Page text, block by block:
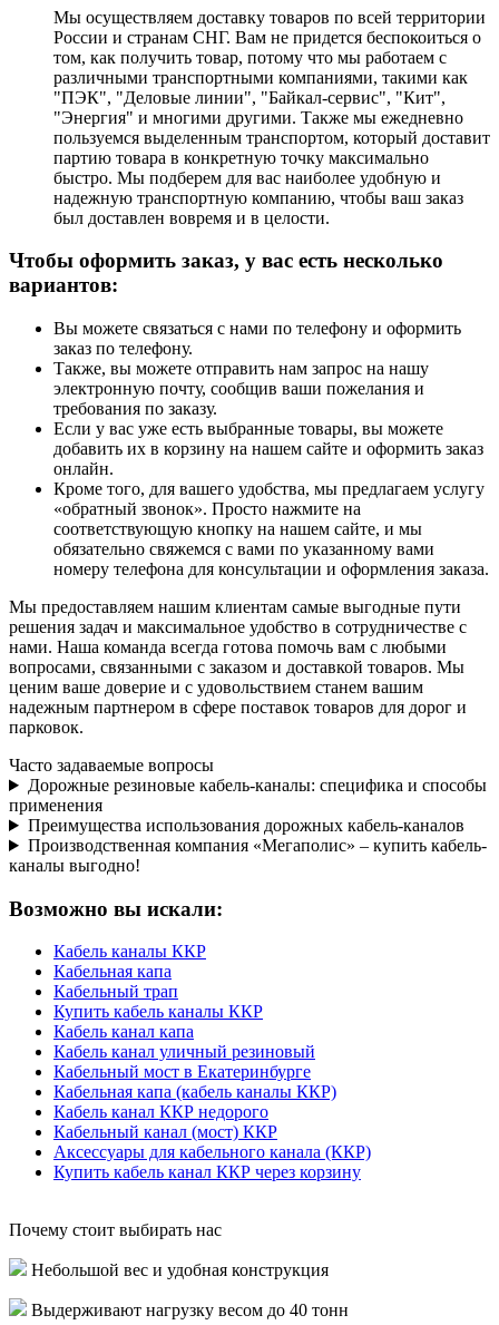
Мы осуществляем доставку товаров по всей территории
России и странам СНГ. Вам не придется беспокоиться о
том, как получить товар, потому что мы работаем с
различными транспортными компаниями, такими как
"ПЭК", "Деловые линии", "Байкал-сервис", "Кит",
"Энергия" и многими другими. Также мы ежедневно
пользуемся выделенным транспортом, который доставит
партию товара в конкретную точку максимально
быстро. Мы подберем для вас наиболее удобную и
надежную транспортную компанию, чтобы ваш заказ
был доставлен вовремя и в целости.
Чтобы оформить заказ, у вас есть несколько
вариантов:
Вы можете связаться с нами по телефону и оформить
заказ по телефону.
Также, вы можете отправить нам запрос на нашу
электронную почту, сообщив ваши пожелания и
требования по заказу.
Если у вас уже есть выбранные товары, вы можете
добавить их в корзину на нашем сайте и оформить заказ
онлайн.
Кроме того, для вашего удобства, мы предлагаем услугу
«обратный звонок». Просто нажмите на
соответствующую кнопку на нашем сайте, и мы
обязательно свяжемся с вами по указанному вами
номеру телефона для консультации и оформления заказа.
Мы предоставляем нашим клиентам самые выгодные пути
решения задач и максимальное удобство в сотрудничестве с
нами. Наша команда всегда готова помочь вам с любыми
вопросами, связанными с заказом и доставкой товаров. Мы
ценим ваше доверие и с удовольствием станем вашим
надежным партнером в сфере поставок товаров для дорог и
парковок.
Часто задаваемые вопросы
Дорожные резиновые кабель-каналы: специфика и способы
применения
Преимущества использования дорожных кабель-каналов
Производственная компания «Мегаполис» – купить кабель-
каналы выгодно!
Возможно вы искали:
Кабель каналы ККР
Кабельная капа
Кабельный трап
Купить кабель каналы ККР
Кабель канал капа
Кабель канал уличный резиновый
Кабельный мост в Екатеринбурге
Кабельная капа (кабель каналы ККР)
Кабель канал ККР недорого
Кабельный канал (мост) ККР
Аксессуары для кабельного канала (ККР)
Купить кабель канал ККР через корзину
Почему стоит выбирать нас
Небольшой вес и удобная конструкция
Выдерживают нагрузку весом до 40 тонн